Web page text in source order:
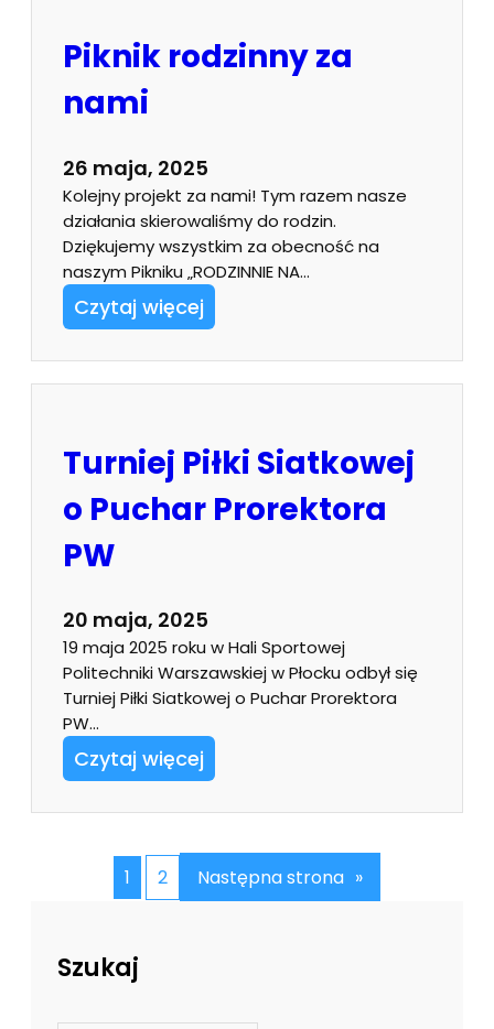
Piknik rodzinny za
nami
26 maja, 2025
Kolejny projekt za nami! Tym razem nasze
działania skierowaliśmy do rodzin.
Dziękujemy wszystkim za obecność na
naszym Pikniku „RODZINNIE NA…
Czytaj więcej
Turniej Piłki Siatkowej
o Puchar Prorektora
PW
20 maja, 2025
19 maja 2025 roku w Hali Sportowej
Politechniki Warszawskiej w Płocku odbył się
Turniej Piłki Siatkowej o Puchar Prorektora
PW…
Czytaj więcej
1 2 Następna strona »
Szukaj